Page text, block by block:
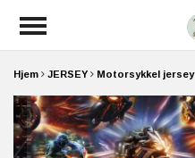
Hjem JERSEY Motorsykkel jersey